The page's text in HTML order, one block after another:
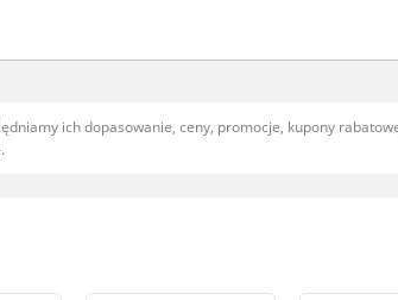
ich dopasowanie, ceny, promocje, kupony